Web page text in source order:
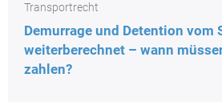
Transportrecht
Demurrage und Detention vom
weiterberechnet – wann
zahlen?